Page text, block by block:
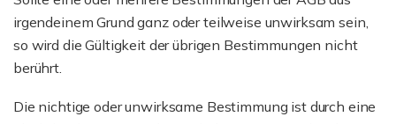
irgendeinem Grund ganz oder teilweise unwirksam sein,
so wird die Gültigkeit der übrigen Bestimmungen nicht
berührt.
Die nichtige oder unwirksame Bestimmung ist durch eine